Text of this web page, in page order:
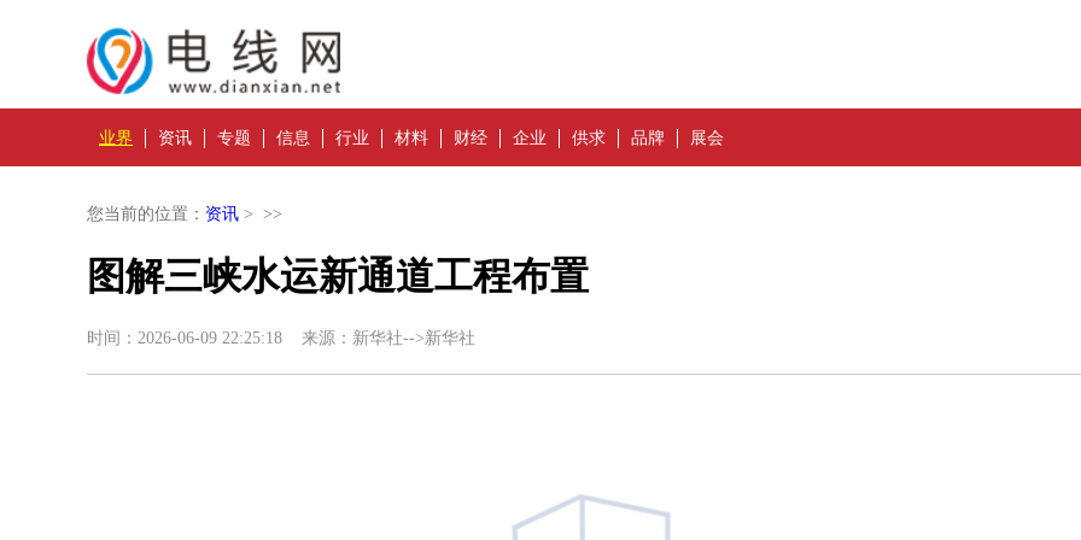
业界 资讯 专题 信息 行业 材料 财经 企业 供求 品牌 展会
您当前的位置： 资讯 > >>
​图解三峡水运新通道工程布置
时间：2026-06-09 22:25:18 来源：新华社-->新华社